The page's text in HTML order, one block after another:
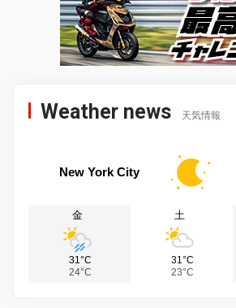
Weather news 天気情報
New York City
金
31°C
24°C
土
31°C
23°C